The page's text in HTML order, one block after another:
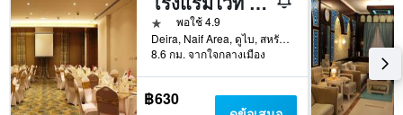
1 ดาวพอใช้ 4.9
Deira, Naif Area, ดูไบ, สหรัฐอาหรับเอมิเรตส์
8.6 กม. จากใจกลางเมือง
฿630